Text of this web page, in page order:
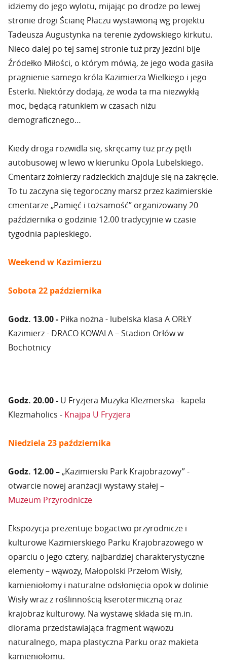
idziemy do jego wylotu, mijając po drodze po lewej
stronie drogi Ścianę Płaczu wystawioną wg projektu
Tadeusza Augustynka na terenie żydowskiego kirkutu.
Nieco dalej po tej samej stronie tuż przy jezdni bije
Źródełko Miłości, o którym mówią, że jego woda gasiła
pragnienie samego króla Kazimierza Wielkiego i jego
Esterki. Niektórzy dodają, że woda ta ma niezwykłą
moc, będącą ratunkiem w czasach niżu
demograficznego…
Kiedy droga rozwidla się, skręcamy tuż przy pętli
autobusowej w lewo w kierunku Opola Lubelskiego.
Cmentarz żołnierzy radzieckich znajduje się na zakręcie.
To tu zaczyna się tegoroczny marsz przez kazimierskie
cmentarze „Pamięć i tożsamość” organizowany 20
października o godzinie 12.00 tradycyjnie w czasie
tygodnia papieskiego.
Weekend w Kazimierzu
Sobota 22 października
Godz. 13.00 - Piłka nożna - lubelska klasa A ORŁY
Kazimierz - DRACO KOWALA – Stadion Orłów w
Bochotnicy
Godz. 20.00 - U Fryzjera Muzyka Klezmerska - kapela
Klezmaholics - Knajpa U Fryzjera
Niedziela 23 października
Godz. 12.00 –„Kazimierski Park Krajobrazowy” -
otwarcie nowej aranżacji wystawy stałej –
Muzeum Przyrodnicze
Ekspozycja prezentuje bogactwo przyrodnicze i
kulturowe Kazimierskiego Parku Krajobrazowego w
oparciu o jego cztery, najbardziej charakterystyczne
elementy – wąwozy, Małopolski Przełom Wisły,
kamieniołomy i naturalne odsłonięcia opok w dolinie
Wisły wraz z roślinnością kserotermiczną oraz
krajobraz kulturowy. Na wystawę składa się m.in.
diorama przedstawiająca fragment wąwozu
naturalnego, mapa plastyczna Parku oraz makieta
kamieniołomu.